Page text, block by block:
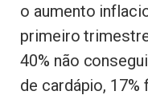
o aumento
primeiro
40% não
de cardápio,